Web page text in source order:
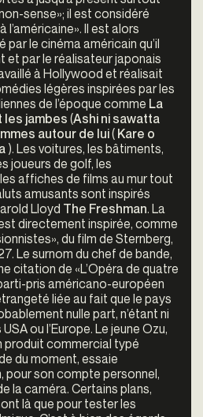
sense»; il est considéré
l’américaine». Il est alors
le cinéma américain qu’il
et par le réalisateur japonais
à Hollywood et réalisait
légères inspirées par les
de l’époque comme La
les jambes (Ashi ni sawatta
autour de lui( Kare o
). Les voitures, les bâtiments,
joueurs de golf, les
affiches de films au mur tout
amusants sont inspirés
Lloyd The Freshman. La
directement inspirée, comme
du film de Sternberg,
Le surnom du chef de bande,
citation de «L’Opéra de quatre
pris américano-européen
liée au fait que le pays
nulle part, n’étant ni
ou l’Europe. Le jeune Ozu,
produit commercial typé
du moment, essaie
pour son compte personnel,
la caméra. Certains plans,
là que pour tester les